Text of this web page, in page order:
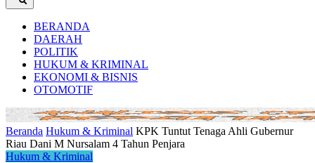
BERANDA
DAERAH
POLITIK
HUKUM & KRIMINAL
EKONOMI & BISNIS
OTOMOTIF
Beranda Hukum & Kriminal KPK Tuntut Tenaga Ahli Gubernur
Riau Dani M Nursalam 4 Tahun Penjara
Hukum & Kriminal